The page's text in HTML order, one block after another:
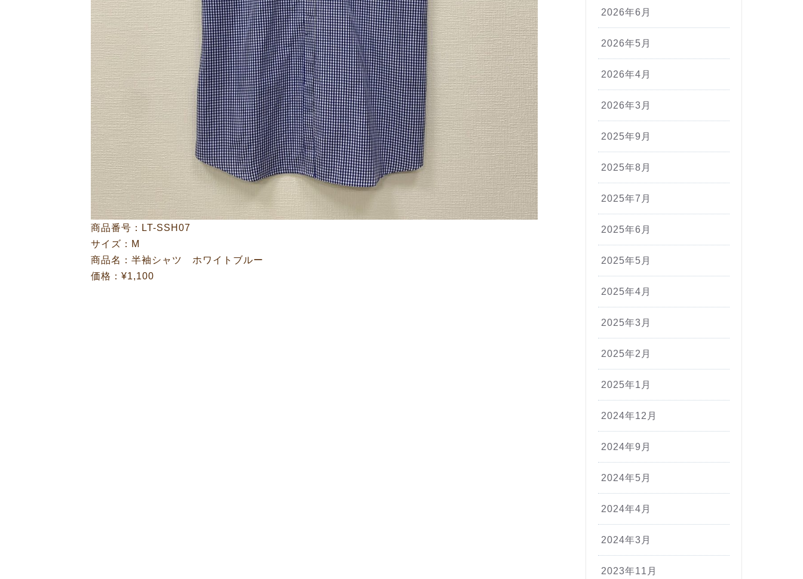
商品番号：LT-SSH07
サイズ：M
商品名：半袖シャツ ホワイトブルー
価格：¥1,100
2026年6月
2026年5月
2026年4月
2026年3月
2025年9月
2025年8月
2025年7月
2025年6月
2025年5月
2025年4月
2025年3月
2025年2月
2025年1月
2024年12月
2024年9月
2024年5月
2024年4月
2024年3月
2023年11月